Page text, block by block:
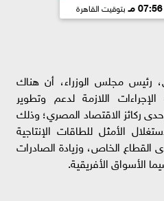
07:56 مـ بتوقيت القاهرة
رئيس مجلس الوزراء، أن هناك
اللازمة لدعم وتطوير
ركائز الاقتصاد المصري؛ وذلك
الأمثل للطاقات الإنتاجية
القطاع الخاص، وزيادة الصادرات
الأسواق الأفريقية.